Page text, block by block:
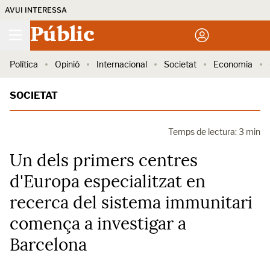
AVUI INTERESSA
Públic
Política Opinió Internacional Societat Economia
SOCIETAT
Temps de lectura: 3 min
Un dels primers centres
d'Europa especialitzat en
recerca del sistema immunitari
comença a investigar a
Barcelona